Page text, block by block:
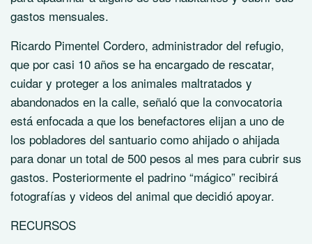
gastos mensuales.
Ricardo Pimentel Cordero, administrador del refugio,
que por casi 10 años se ha encargado de rescatar,
cuidar y proteger a los animales maltratados y
abandonados en la calle, señaló que la convocatoria
está enfocada a que los benefactores elijan a uno de
los pobladores del santuario como ahijado o ahijada
para donar un total de 500 pesos al mes para cubrir sus
gastos. Posteriormente el padrino “mágico” recibirá
fotografías y videos del animal que decidió apoyar.
RECURSOS